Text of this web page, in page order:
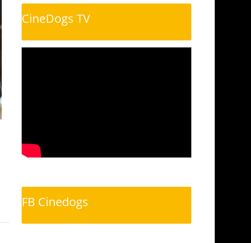
CineDogs TV
FB Cinedogs